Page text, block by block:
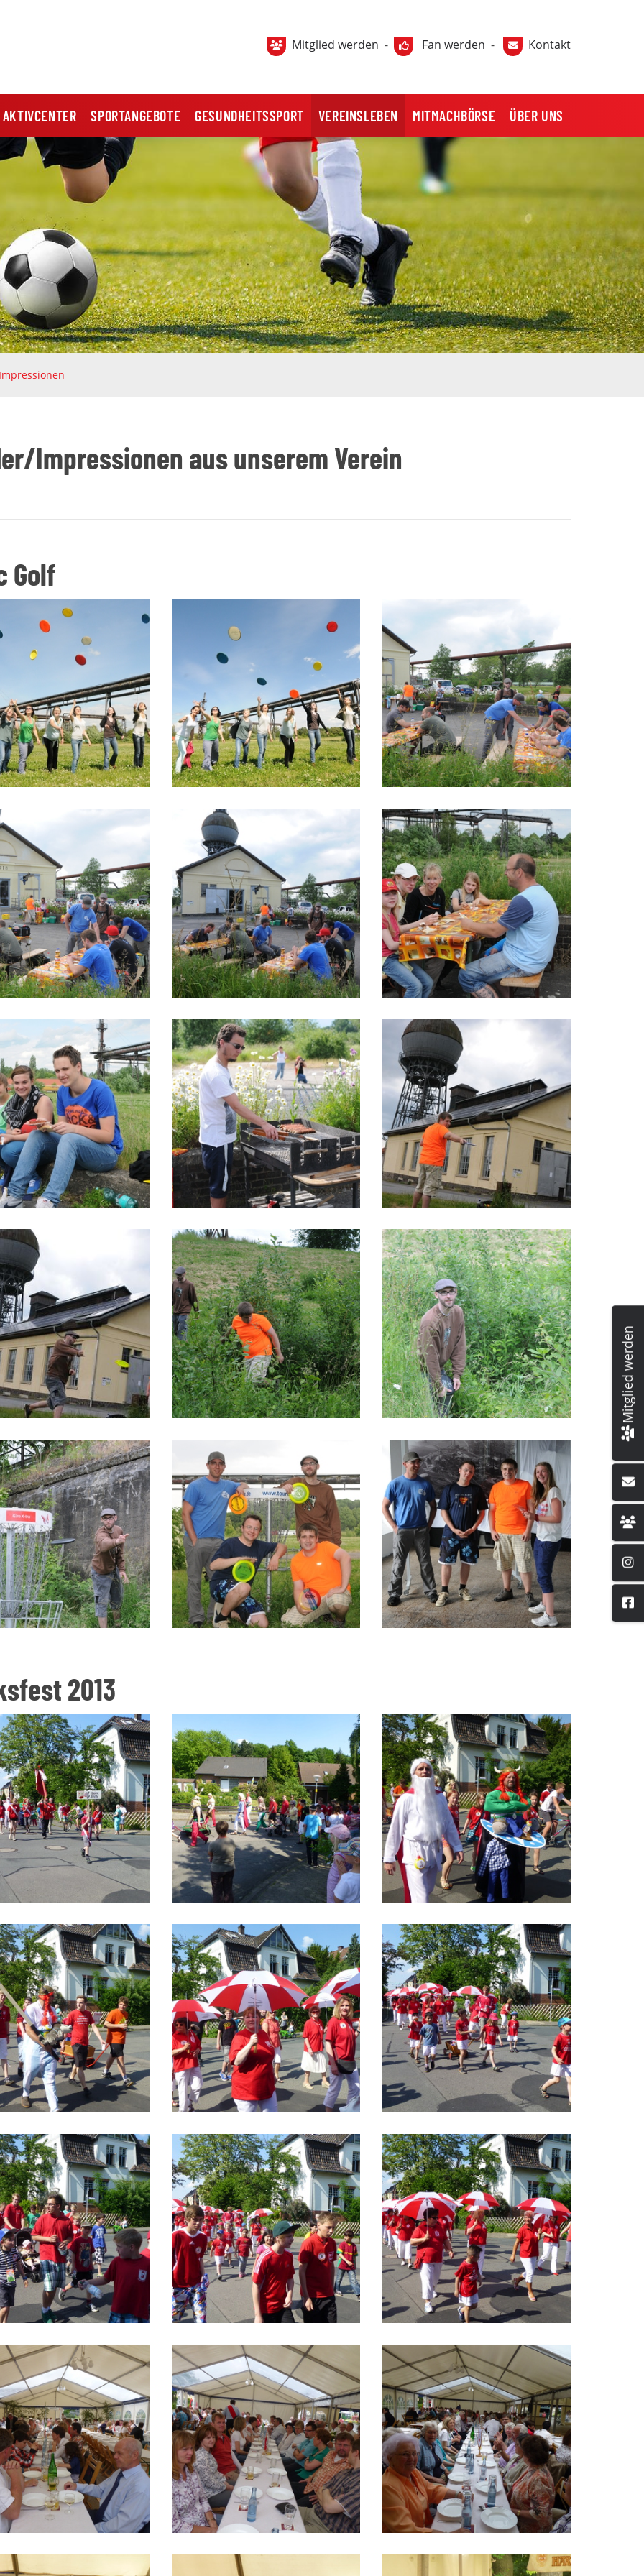
Mitglied werden - Fan werden - Kontakt
AKTIVCENTER SPORTANGEBOTE GESUNDHEITSSPORT VEREINSLEBEN MITMACHBÖRSE ÜBER UNS
Impressionen aus unserem Verein
Golf
2013
Mitglied werden